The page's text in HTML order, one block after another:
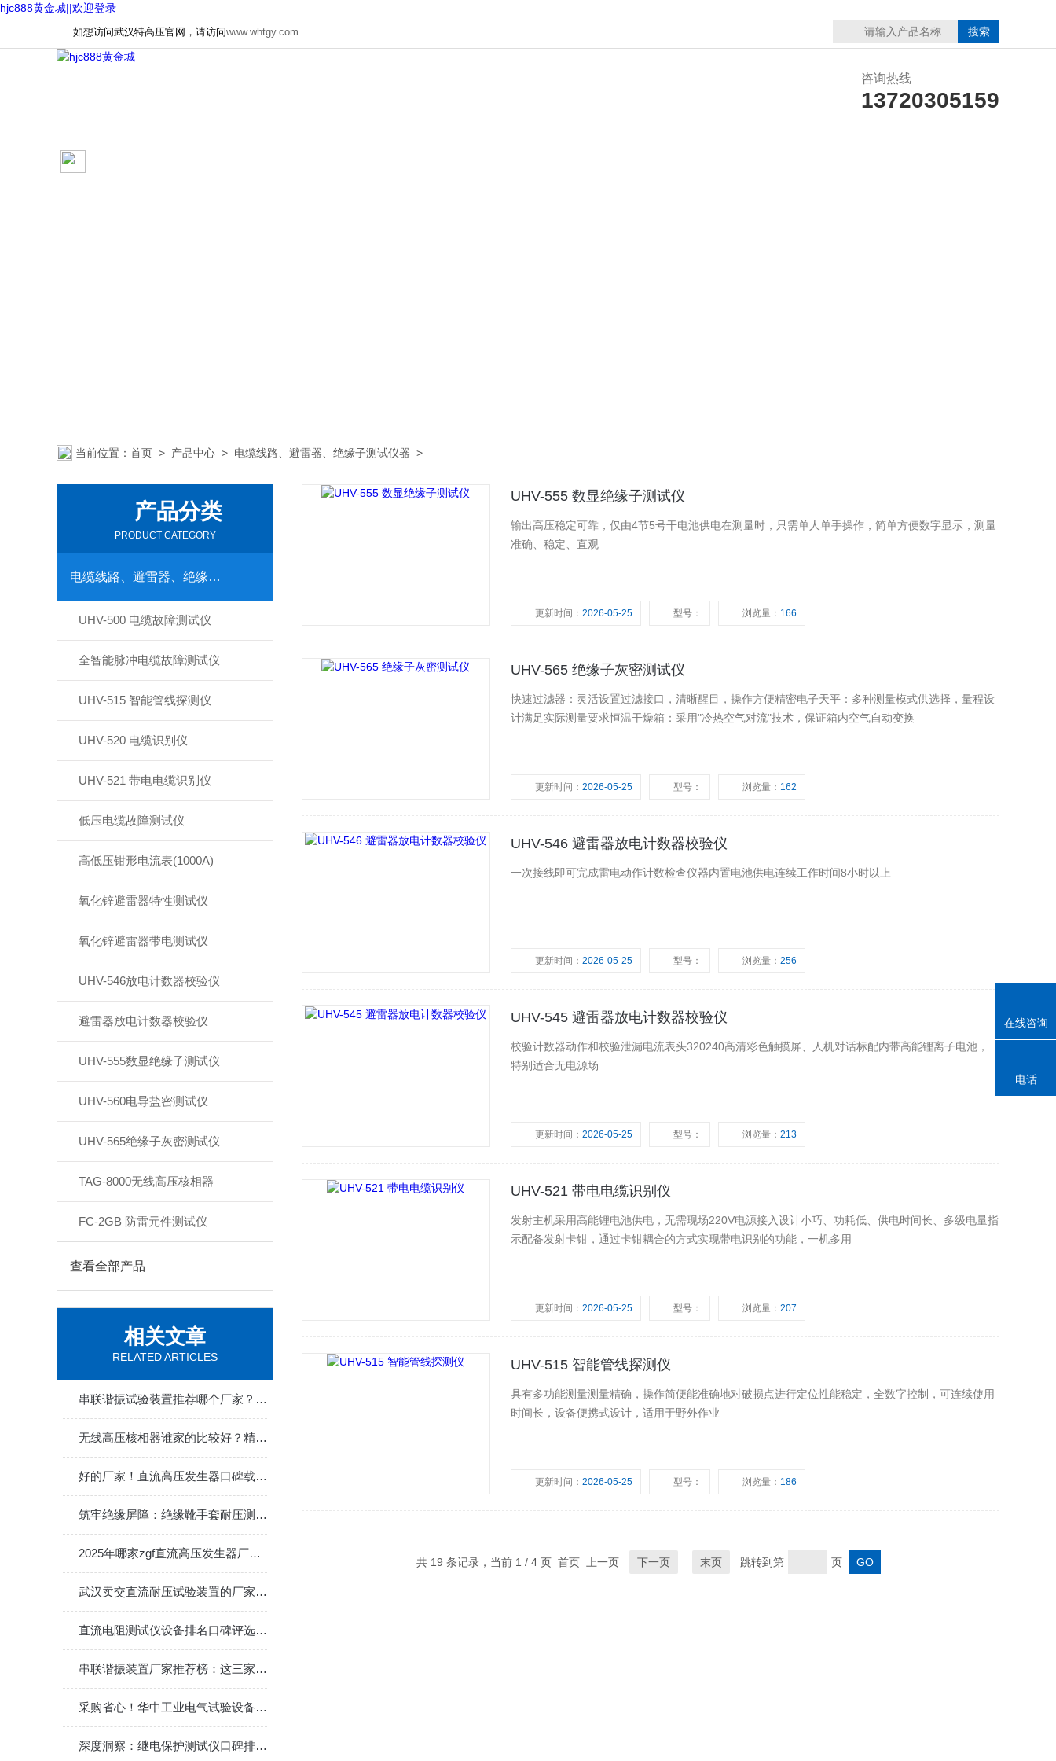
hjc888黄金城||欢迎登录
如想访问武汉特高压官网，请访问www.whtgy.com
咨询热线
13720305159
当前位置： 首页 > 产品中心 > 电缆线路、避雷器、绝缘子测试仪器 >
产品分类
PRODUCT CATEGORY
电缆线路、避雷器、绝缘子测试仪器
UHV-500 电缆故障测试仪
全智能脉冲电缆故障测试仪
UHV-515 智能管线探测仪
UHV-520 电缆识别仪
UHV-521 带电电缆识别仪
低压电缆故障测试仪
高低压钳形电流表(1000A)
氧化锌避雷器特性测试仪
氧化锌避雷器带电测试仪
UHV-546放电计数器校验仪
避雷器放电计数器校验仪
UHV-555数显绝缘子测试仪
UHV-560电导盐密测试仪
UHV-565绝缘子灰密测试仪
TAG-8000无线高压核相器
FC-2GB 防雷元件测试仪
查看全部产品
相关文章
RELATED ARTICLES
串联谐振试验装置推荐哪个厂家？化工场景选对少走弯路，特高压凭三点获认可
无线高压核相器谁家的比较好？精准判别相位，智能无线传输
好的厂家！直流高压发生器口碑载道，武汉三强筑牢绝缘测试防线
筑牢绝缘屏障：绝缘靴手套耐压测试仪工项目配套 值得选择！
2025年哪家zgf直流高压发生器厂家更值得信赖？用户真实反馈揭晓答案
武汉卖交直流耐压试验装置的厂家有哪些？
直流电阻测试仪设备排名口碑评选中，武汉特高压何以收获行业关注？
串联谐振装置厂家推荐榜：这三家实力派，用过都说靠谱！
采购省心！华中工业电气试验设备一站式采购｜直流高压发生器采购攻略
深度洞察：继电保护测试仪口碑排名背后的综合实力
UHV-555 数显绝缘子测试仪
输出高压稳定可靠，仅由4节5号干电池供电在测量时，只需单人单手操作，简单方便数字显示，测量
准确、稳定、直观
更新时间：2026-05-25 型号： 浏览量： 166
UHV-565 绝缘子灰密测试仪
快速过滤器：灵活设置过滤接口，清晰醒目，操作方便精密电子天平：多种测量模式供选择，量程设
计满足实际测量要求恒温干燥箱：采用"冷热空气对流"技术，保证箱内空气自动变换
更新时间：2026-05-25 型号： 浏览量： 162
UHV-546 避雷器放电计数器校验仪
一次接线即可完成雷电动作计数检查仪器内置电池供电连续工作时间8小时以上
更新时间：2026-05-25 型号： 浏览量：256
UHV-545 避雷器放电计数器校验仪
校验计数器动作和校验泄漏电流表头320240高清彩色触摸屏、人机对话标配内带高能锂离子电池，
特别适合无电源场
更新时间：2026-05-25 型号： 浏览量：213
UHV-521 带电电缆识别仪
发射主机采用高能锂电池供电，无需现场220V电源接入设计小巧、功耗低、供电时间长、多级电量指
示配备发射卡钳，通过卡钳耦合的方式实现带电识别的功能，一机多用
更新时间：2026-05-25 型号： 浏览量：207
UHV-515 智能管线探测仪
具有多功能测量测量精确，操作简便能准确地对破损点进行定位性能稳定，全数字控制，可连续使用
时间长，设备便携式设计，适用于野外作业
更新时间：2026-05-25 型号： 浏览量： 186
共 19 条记录，当前 1 / 4 页 首页 上一页 下一页 末页 跳转到第 页
在线咨询
电话